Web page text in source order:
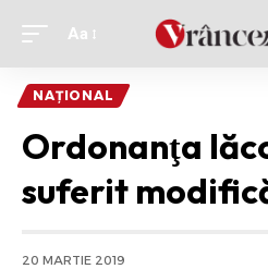
Ajustor
font
Aa
NAȚIONAL
Ordonanţa
suferit
20 MARTIE 2019